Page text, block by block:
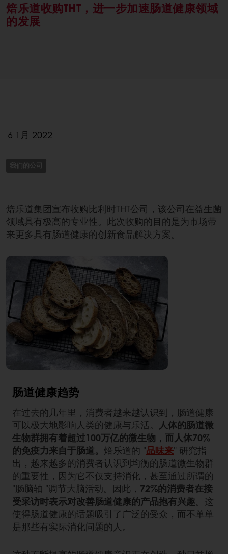
焙乐道收购THT，进一步加速肠道健康领域
的发展
6 1月 2022
我们的公司
焙乐道集团宣布收购比利时THT公司，该公司在益生菌
领域具有极高的专业性。此次收购的目的是为市场带
来更多具有肠道健康的创新食品解决方案。
肠道健康趋势
在过去的几年里，消费者越来越认识到，肠道健康
可以极大地影响人类的健康与乐活。 人体的肠道微
生物群拥有着超过100万亿的微生物，而人体70%
的免疫力来自于肠道。 焙乐道的 "品味来" 研究指
出，越来越多的消费者认识到均衡的肠道微生物群
的重要性，因为它不仅支持消化，甚至通过所谓的
"肠脑轴 "调节大脑活动。因此， 72%的消费者在接
受采访时表示对改善肠道健康的产品抱有兴趣。这
使得肠道健康的话题吸引了广泛的受众，而不单单
是那些有实际消化问题的人。